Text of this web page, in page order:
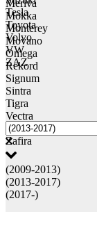
Tesla
Toyota
Volvo
VW
ZAZ
Meriva
Mokka
Monterey
Movano
Omega
Rekord
Signum
Sintra
Tigra
Vectra
Vivaro
Zafira
(2009-2013)
(2013-2017)
(2017-)